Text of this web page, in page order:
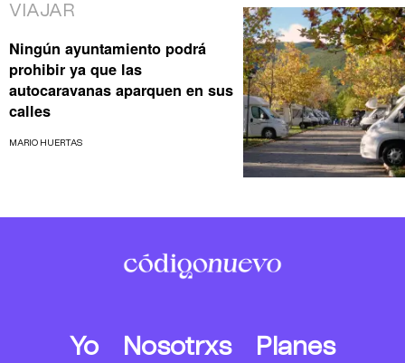
VIAJAR
Ningún ayuntamiento podrá
prohibir ya que las
autocaravanas aparquen en sus
calles
MARIO HUERTAS
Yo Nosotrxs
Planes